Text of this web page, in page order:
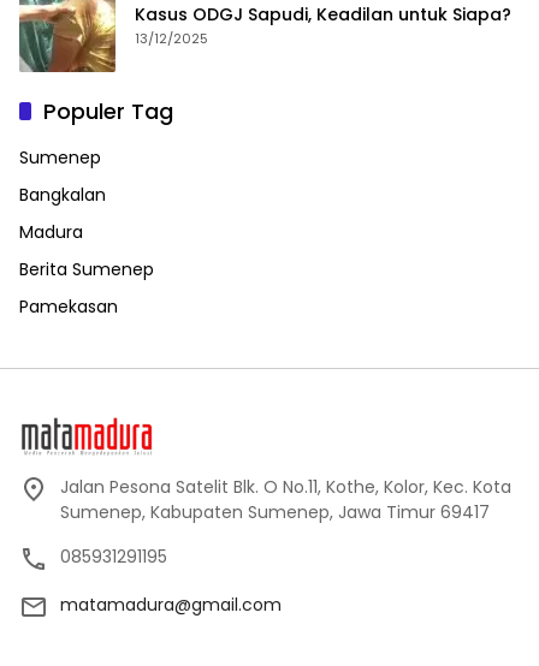
Kasus ODGJ Sapudi, Keadilan untuk Siapa?
13/12/2025
Populer Tag
Sumenep
Bangkalan
Madura
Berita Sumenep
Pamekasan
Jalan Pesona Satelit Blk. O No.11, Kothe, Kolor, Kec. Kota
Sumenep, Kabupaten Sumenep, Jawa Timur 69417
085931291195
matamadura@gmail.com